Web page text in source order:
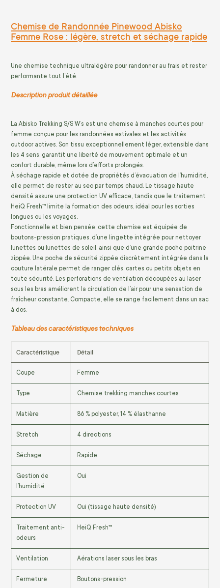
Chemise de Randonnée Pinewood Abisko
Femme Rose : légère, stretch et séchage rapide
Une chemise technique ultralégère pour randonner au frais et rester
performante tout l’été.
Description produit détaillée
La Abisko Trekking S/S W’s est une chemise à manches courtes pour
femme conçue pour les randonnées estivales et les activités
outdoor actives. Son tissu exceptionnellement léger, extensible dans
les 4 sens, garantit une liberté de mouvement optimale et un
confort durable, même lors d’efforts prolongés.
À séchage rapide et dotée de propriétés d’évacuation de l’humidité,
elle permet de rester au sec par temps chaud. Le tissage haute
densité assure une protection UV efficace, tandis que le traitement
HeiQ Fresh™ limite la formation des odeurs, idéal pour les sorties
longues ou les voyages.
Fonctionnelle et bien pensée, cette chemise est équipée de
boutons-pression pratiques, d’une lingette intégrée pour nettoyer
lunettes ou lunettes de soleil, ainsi que d’une grande poche poitrine
zippée. Une poche de sécurité zippée discrètement intégrée dans la
couture latérale permet de ranger clés, cartes ou petits objets en
toute sécurité. Les perforations de ventilation découpées au laser
sous les bras améliorent la circulation de l’air pour une sensation de
fraîcheur constante. Compacte, elle se range facilement dans un sac
à dos.
Tableau des caractéristiques techniques
Caractéristique Détail
Coupe Femme
Type Chemise trekking manches courtes
Matière 86 % polyester, 14 % élasthanne
Stretch 4 directions
Séchage Rapide
Gestion de
l’humidité
Oui
Protection UV Oui (tissage haute densité)
Traitement anti-
odeurs
HeiQ Fresh™
Ventilation Aérations laser sous les bras
Fermeture Boutons-pression